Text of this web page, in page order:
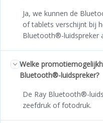
Ja, we kunnen de
of tablets verschijnt bij
Bluetooth®-luidspreker
Welke
Bluetooth®-luidspreker?
De Ray Bluetooth®-
zeefdruk of fotodruk.